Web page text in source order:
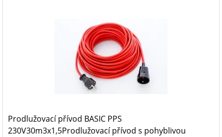
Prodlužovací přívod BASIC PPS
230V30m3x1,5Prodlužovací přívod s pohyblivou